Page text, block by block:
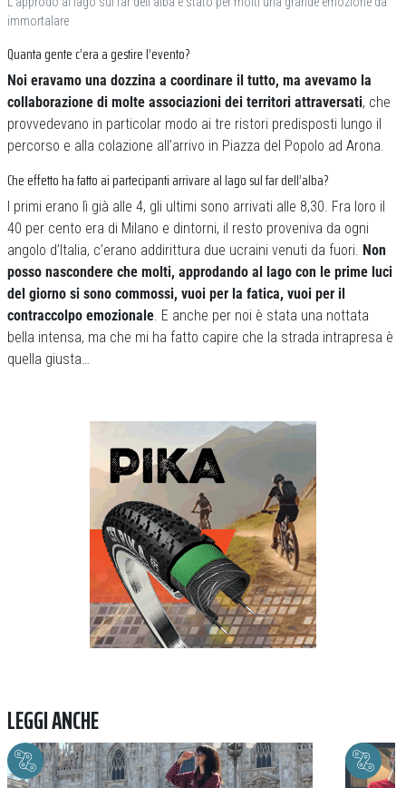
immortalare
Quanta gente c’era a gestire l’evento?
Noi eravamo una dozzina a coordinare il tutto, ma avevamo la
collaborazione di molte associazioni dei territori attraversati, che
provvedevano in particolar modo ai tre ristori predisposti lungo il
percorso e alla colazione all’arrivo in Piazza del Popolo ad Arona.
Che effetto ha fatto ai partecipanti arrivare al lago sul far dell’alba?
I primi erano lì già alle 4, gli ultimi sono arrivati alle 8,30. Fra loro il
40 per cento era di Milano e dintorni, il resto proveniva da ogni
angolo d’Italia, c’erano addirittura due ucraini venuti da fuori. Non
posso nascondere che molti, approdando al lago con le prime luci
del giorno si sono commossi, vuoi per la fatica, vuoi per il
contraccolpo emozionale. E anche per noi è stata una nottata
bella intensa, ma che mi ha fatto capire che la strada intrapresa è
quella giusta…
LEGGI ANCHE